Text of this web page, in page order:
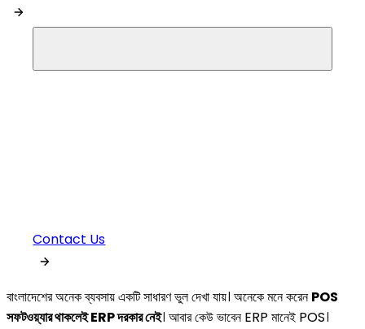
Contact Us
বাংলাদেশের অনেক ব্যবসায় একটি সাধারণ ভুল দেখা যায়। অনেকে মনে করেনPOS
সফটওয়্যার থাকলেই ERP দরকার নেই। আবার কেউ ভাবেন ERP মানেই POS।